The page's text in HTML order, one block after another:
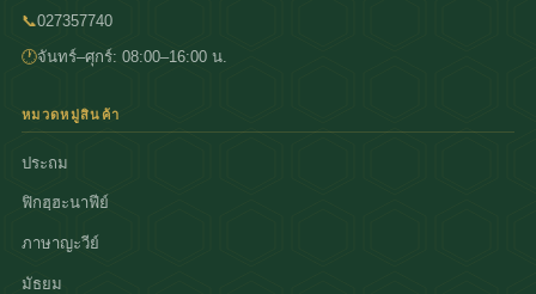
📞027357740
🕐จันทร์–ศุกร์: 08:00–16:00 น.
หมวดหมู่สินค้า
ประถม
ฟิกฮฺฮะนาฟีย์
ภาษาญะวีย์
มัธยม